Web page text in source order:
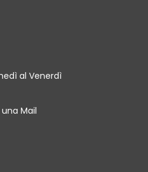
al Venerdì
Mail